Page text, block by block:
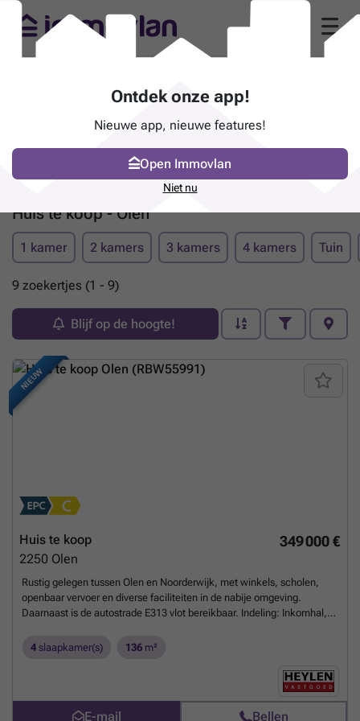
Huis te koop - Olen
1 kamer 2 kamers 3 kamers 4 kamers Tuin
9 zoekertjes (1 - 9)
Blijf op de hoogte!
NIEUW
349 000 €
Huis te koop
2250 Olen
Rustig gelegen tussen Olen en Noorderwijk, met winkels, scholen,
openbaar vervoer en diverse faciliteiten in de nabije omgeving.
Daarnaast is de autostrade E313 vlot bereikbaar. Indeling: Inkomhal,
slaapkamers, stockagezolder, inpandige garage, overdekt terras en
verzorgde halfopen bebouwing en komt u terecht in de aangename
leefruimte met ruimte voor een zit -en eethoek. Aansluitend bevindt
zich de volledig geïnstalleerde keuken voorzien van extra's zoals een
4 slaapkamer(s) 136 m²
E-mail Bellen
Ontdek onze app!
Nieuwe app, nieuwe features!
Open Immovlan
Niet nu